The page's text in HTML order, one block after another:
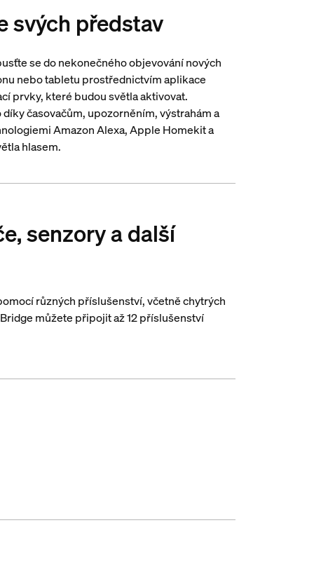
svých představ
se do nekonečného objevování nových
nebo tabletu prostřednictvím aplikace
prvky, které budou světla aktivovat.
časovačům, upozorněním, výstrahám a
Amazon Alexa, Apple Homekit a
hlasem.
senzory a další
různých příslušenství, včetně chytrých
můžete připojit až 12 příslušenství